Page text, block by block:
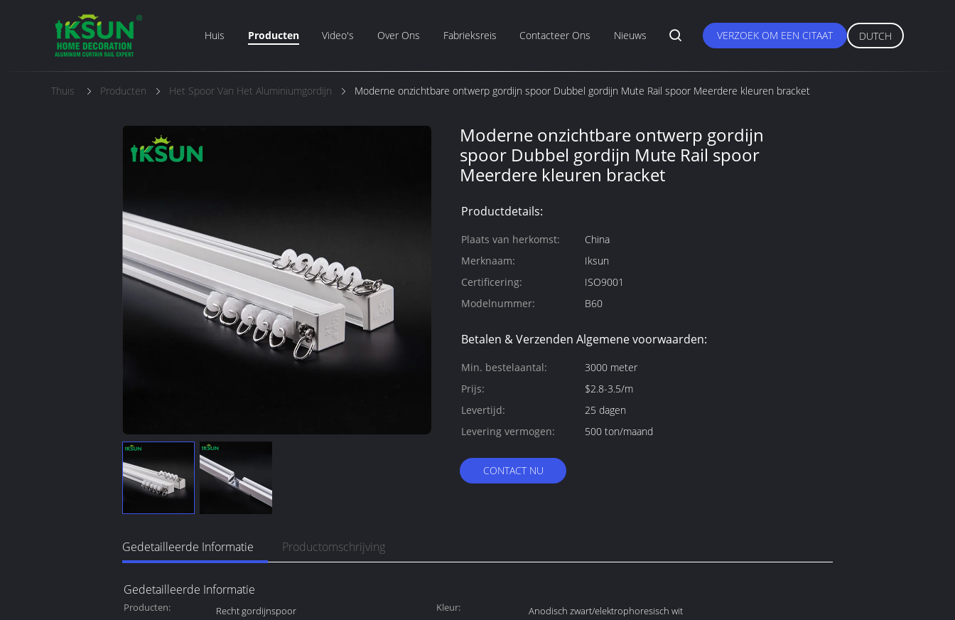
Huis Producten Video's Over Ons Fabrieksreis Contacteer Ons Nieuws VERZOEK OM EEN CITAAT DUTCH
Thuis Producten Het Spoor Van Het Aluminiumgordijn Moderne onzichtbare ontwerp gordijn spoor Dubbel gordijn Mute Rail spoor Meerdere kleuren bracket
Moderne onzichtbare ontwerp gordijn
spoor Dubbel gordijn Mute Rail spoor
Meerdere kleuren bracket
Productdetails:
Plaats van herkomst:
China
Merknaam:
Iksun
Certificering:
ISO9001
Modelnummer:
B60
Betalen & Verzenden Algemene voorwaarden:
Min. bestelaantal:
3000 meter
Prijs:
$2.8-3.5/m
Levertijd:
25 dagen
Levering vermogen:
500 ton/maand
CONTACT NU
Gedetailleerde Informatie Productomschrijving
Gedetailleerde Informatie
Producten: Recht gordijnspoor Kleur:
Anodisch zwart/elektrophoresisch wit